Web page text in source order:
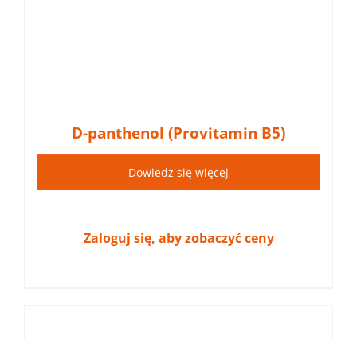
D-panthenol (Provitamin B5)
Dowiedz się więcej
Zaloguj się, aby zobaczyć ceny